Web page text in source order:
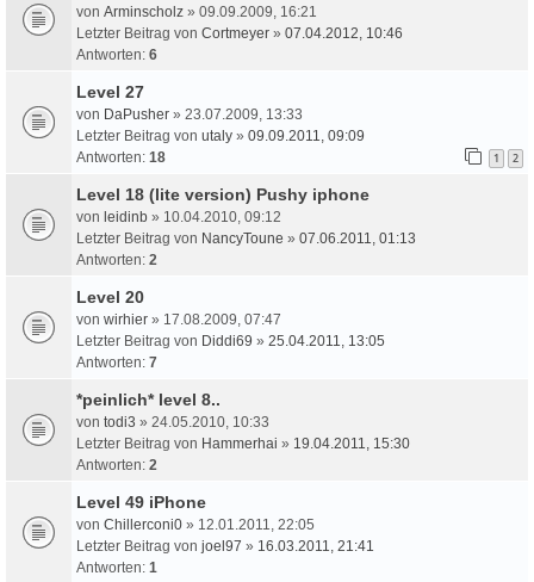
von Arminscholz » 09.09.2009, 16:21
Letzter Beitrag von Cortmeyer » 07.04.2012, 10:46
Antworten: 6
Level 27
von DaPusher » 23.07.2009, 13:33
Letzter Beitrag von utaly » 09.09.2011, 09:09
Antworten: 18 1 2
Level 18 (lite version) Pushy iphone
von leidinb » 10.04.2010, 09:12
Letzter Beitrag von NancyToune » 07.06.2011, 01:13
Antworten: 2
Level 20
von wirhier » 17.08.2009, 07:47
Letzter Beitrag von Diddi69 » 25.04.2011, 13:05
Antworten: 7
*peinlich* level 8..
von todi3 » 24.05.2010, 10:33
Letzter Beitrag von Hammerhai » 19.04.2011, 15:30
Antworten: 2
Level 49 iPhone
von Chillerconi0 » 12.01.2011, 22:05
Letzter Beitrag von joel97 » 16.03.2011, 21:41
Antworten: 1